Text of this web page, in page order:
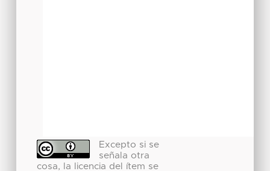
Excepto si se
señala otra
cosa, la licencia del ítem se